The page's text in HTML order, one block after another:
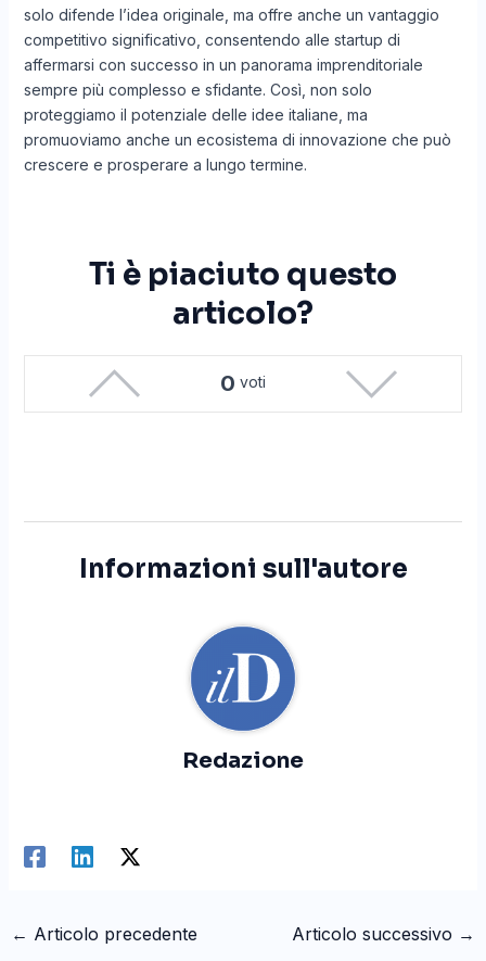
solo difende l’idea originale, ma offre anche un vantaggio
competitivo significativo, consentendo alle startup di
affermarsi con successo in un panorama imprenditoriale
sempre più complesso e sfidante. Così, non solo
proteggiamo il potenziale delle idee italiane, ma
promuoviamo anche un ecosistema di innovazione che può
crescere e prosperare a lungo termine.
Ti è piaciuto questo
articolo?
0 voti
Informazioni sull'autore
Redazione
← Articolo precedente Articolo successivo →